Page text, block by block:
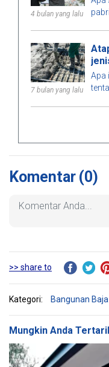
4 bulan yang lalu
7 bulan yang lalu
Apa
Komentar (0)
>> share to
Kategori: Bangunan
Mungkin Anda